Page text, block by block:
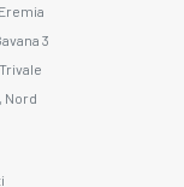
3
Nord